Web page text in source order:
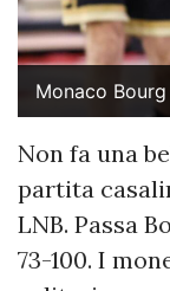
Monaco Bourg
Non fa una
partita
LNB. Passa
73-100. I